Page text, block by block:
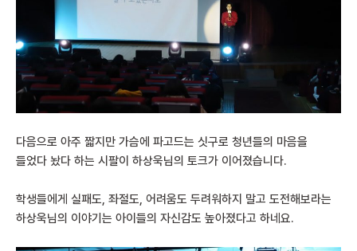
다음으로 아주 짧지만 가슴에 파고드는 싯구로 청년들의 마음을
들었다 놨다 하는 시팔이 하상욱님의 토크가 이어졌습니다.
학생들에게 실패도, 좌절도, 어려움도 두려워하지 말고 도전해보라는
하상욱님의 이야기는 아이들의 자신감도 높아졌다고 하네요.